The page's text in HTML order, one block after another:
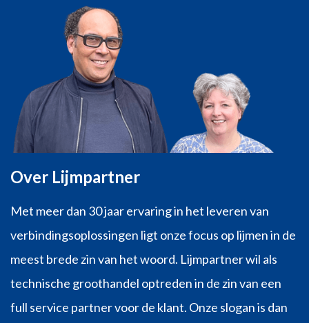
Over Lijmpartner
Met meer dan 30 jaar ervaring in het leveren van
verbindingsoplossingen ligt onze focus op lijmen in de
meest brede zin van het woord. Lijmpartner wil als
technische groothandel optreden in de zin van een
full service partner voor de klant. Onze slogan is dan